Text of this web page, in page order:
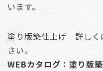
います。
塗り版築仕上げ 詳しく
さい。
WEBカタログ：塗り版築